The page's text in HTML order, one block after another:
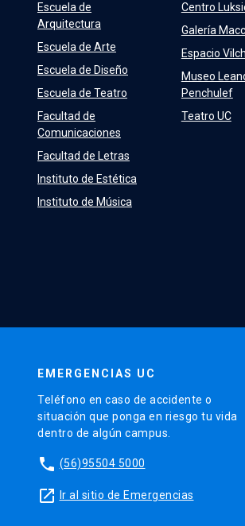
Escuela de
Arquitectura
Escuela de Arte
Escuela de Diseño
Escuela de Teatro
Facultad de
Comunicaciones
Facultad de Letras
Instituto de Estética
Instituto de Música
Centro
Galería
Espacio
Museo
Penchulef
Teatro UC
EMERGENCIAS UC
Teléfono en caso de accidente o
situación que ponga en riesgo tu vida
dentro de algún campus.
phone (56)95504 5000
launch Ir al sitio de Emergencias